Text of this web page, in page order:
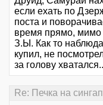
если ехать по
поста и
время прямо,
З.Ы. Как то
купил, не
за голову хватался..
Re: Печка на